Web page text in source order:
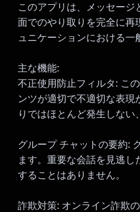
このアプリは、メッセー
面でのやり取りを完全に再
ュニケーションにおける一
主な機能:
不正使用防止フィルタ: こ
ンツが適切で不適切な表
りではほとんど発生しない
グループ チャットの要約:
ます。重要な会話を見逃
することはありません。
詐欺対策: オンライン詐欺